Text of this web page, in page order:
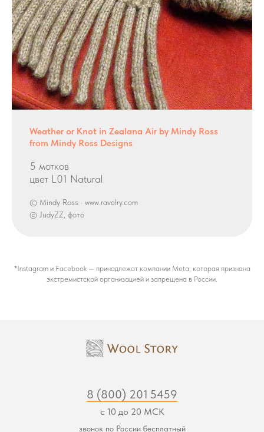
Weather or Knot in Zealana Air by Mindy Ross
from Mindy Ross Designs
5 мотков
цвет L01 Natural
© Mindy Ross · www.ravelry.com
© JudyZZ, фото
*Instagram и Facebook — принадлежат компании Meta, которая признана
экстремистской организацией и запрещена в России.
8 (800) 201 5459
с 10 до 20 МСК
звонок по России бесплатный